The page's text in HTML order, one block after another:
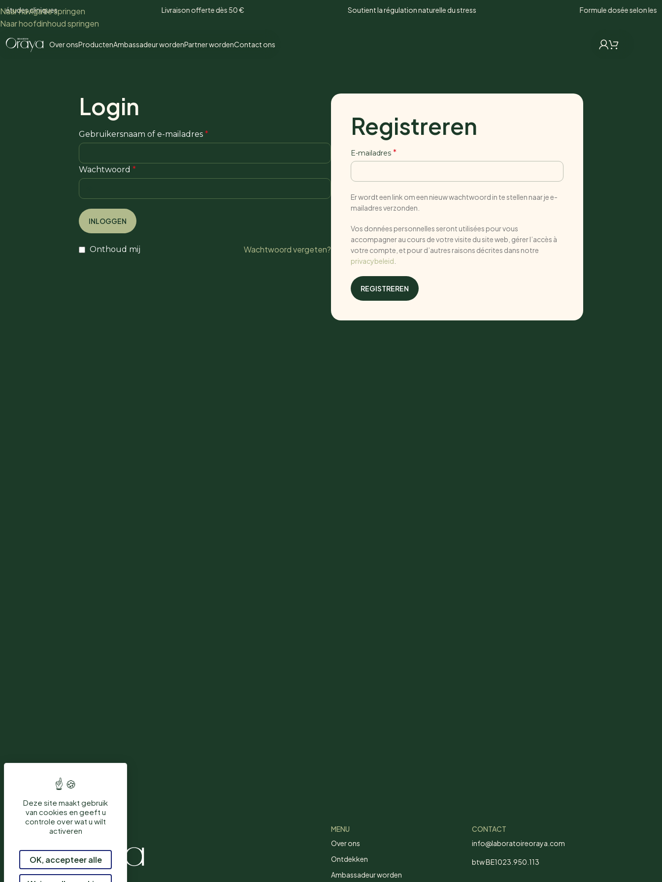
Naar navigatie springen
Naar hoofdinhoud springen
cliniques Livraison offerte dès 50 € Soutient la régulation naturelle du stress Formule dosée selon les études
Over onsProductenAmbassadeur wordenPartner wordenContact ons
Login
Gebruikersnaam of e-mailadres *
Wachtwoord *
INLOGGEN
Wachtwoord vergeten?
Onthoud mij
Registreren
E-mailadres *
Er wordt een link om een nieuw wachtwoord in te stellen naar je e-
mailadres verzonden.
Vos données personnelles seront utilisées pour vous
accompagner au cours de votre visite du site web, gérer l’accès à
votre compte, et pour d’autres raisons décrites dans notre
privacybeleid
REGISTREREN
MENU
Over ons
Ontdekken
Ambassadeur worden
CONTACT
info@laboratoireoraya.com
btw BE1023.950.113
Cookies beheer paneel
Deze site maakt gebruik
van cookies en geeft u
controle over wat u wilt
activeren
OK, accepteer alle